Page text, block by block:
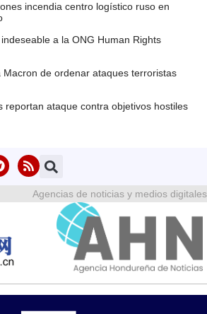
incendia centro logístico ruso en
a la ONG Human Rights
Macron de ordenar ataques terroristas
reportan ataque contra objetivos hostiles
Agencias de noticias y medios digitales